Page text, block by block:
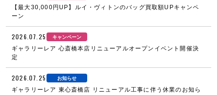
【最大30,000円UP】ルイ・ヴィトンのバッグ買取額UPキャンペ
ーン
2026.07.25 キャンペーン
ギャラリーレア 心斎橋本店リニューアルオープンイベント開催決
定
2026.07.25 お知らせ
ギャラリーレア 東心斎橋店 リニューアル工事に伴う休業のお知ら